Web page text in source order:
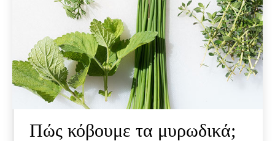
Πώς κόβουμε τα μυρωδικά;